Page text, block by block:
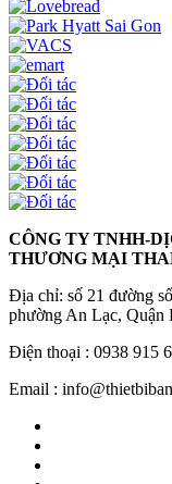
CÔNG TY TNHH-
THƯƠNG MẠI
Địa chỉ: số 21 đường
phường An Lạc, Quận
Điện thoại : 0938 915
Email :